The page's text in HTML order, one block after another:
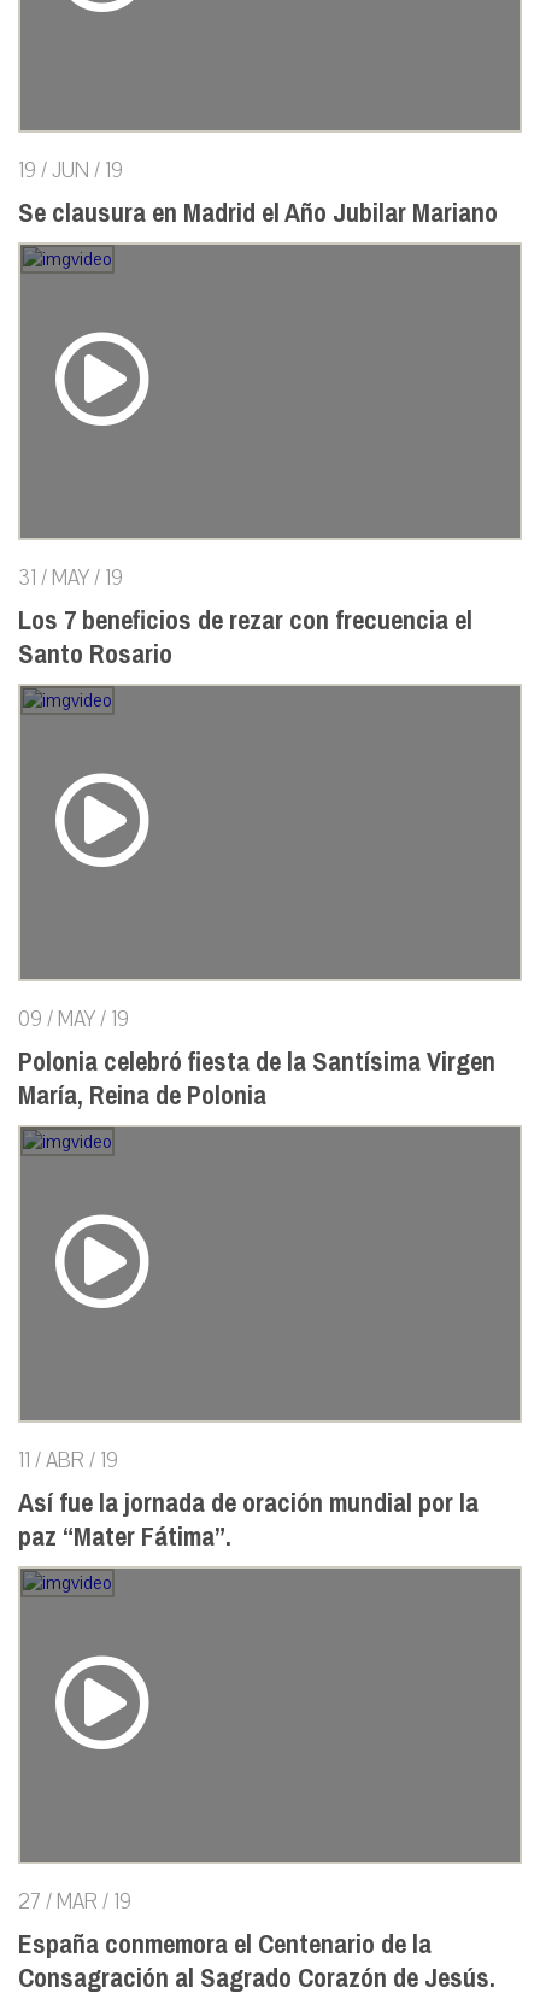
19 / JUN / 19
Se clausura en Madrid el Año Jubilar Mariano
31 / MAY / 19
Los 7 beneficios de rezar con frecuencia el
Santo Rosario
09 / MAY / 19
Polonia celebró fiesta de la Santísima Virgen
María, Reina de Polonia
11 / ABR / 19
Así fue la jornada de oración mundial por la
paz “Mater Fátima”.
27 / MAR / 19
España conmemora el Centenario de la
Consagración al Sagrado Corazón de Jesús.